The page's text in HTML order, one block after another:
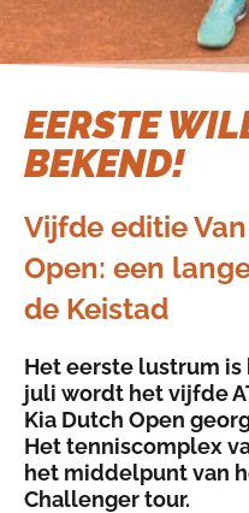
EERSTE
BEKEND!
Vijfde editie
Open: een
de Keistad
Het eerste lustrum is
juli wordt het vijfde
Kia Dutch Open
Het tenniscomplex
het middelpunt van
Challenger tour.